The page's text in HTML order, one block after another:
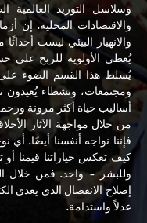
وسلاسل التوريد العالمية
والاقتصادات المحلية. إن
والانهيار البيئي ليست
يُعطي الأولوية للربح على
يُسلط هذا القسم الضوء على
ومجتمعات، ونشطاء يُعيدون
أساليب حياة أكثر مرونة
من خلال مواجهة الآثار
فإننا نواجه أنفسنا أيضًا.
كيف تعكس خياراتنا قيمنا أو
وللبشر - واحد. فمن خلال
إصلاح الانفصال الذي يغذي
عدلاً واستدامة.